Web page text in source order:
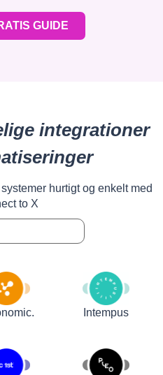
GUIDE
integrationer
hurtigt og enkelt med
to X
Intempus